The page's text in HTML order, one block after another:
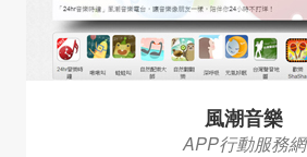
風潮音樂
APP行動服務網